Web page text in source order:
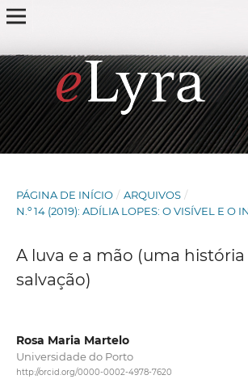
PÁGINA DE INÍCIO / ARQUIVOS /
N.º 14 (2019): ADÍLIA LOPES: O VISÍVEL E O
A luva e a mão (uma
salvação)
Rosa Maria Martelo
Universidade do Porto
http://orcid.org/0000-0002-4978-7620